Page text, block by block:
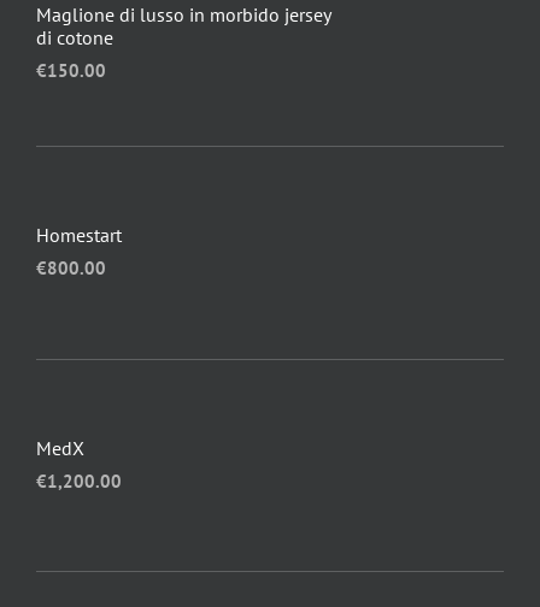
Maglione di lusso in morbido jersey
di cotone
€150.00
Homestart
€800.00
MedX
€1,200.00